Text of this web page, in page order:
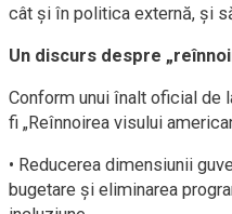
cât și în politica externă, și
Un discurs despre
Conform unui înalt oficial de
fi „Reînnoirea visului
• Reducerea dimensiunii
bugetare și eliminarea